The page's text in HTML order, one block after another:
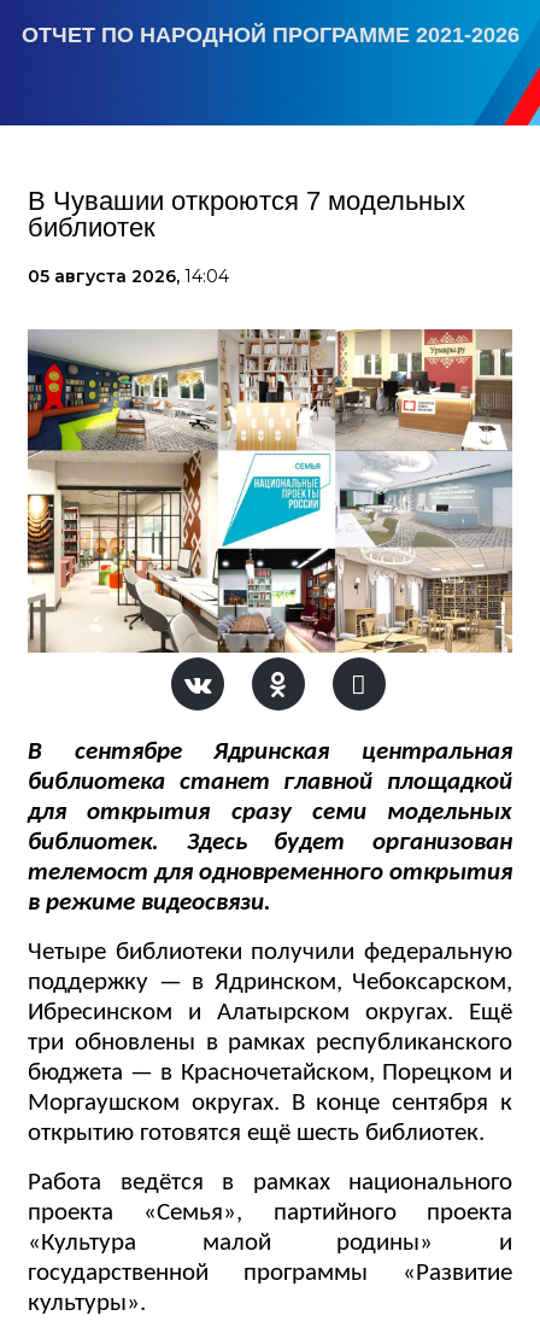
ОТЧЕТ ПО НАРОДНОЙ ПРОГРАММЕ 2021-2026
В Чувашии откроются 7 модельных
библиотек
05 августа 2026, 14:04
В сентябре Ядринская центральная
библиотека станет главной площадкой
для открытия сразу семи модельных
библиотек. Здесь будет организован
телемост для одновременного открытия
в режиме видеосвязи.
Четыре библиотеки получили федеральную
поддержку — в Ядринском, Чебоксарском,
Ибресинском и Алатырском округах. Ещё
три обновлены в рамках республиканского
бюджета — в Красночетайском, Порецком и
Моргаушском округах. В конце сентября к
открытию готовятся ещё шесть библиотек.
Работа ведётся в рамках национального
проекта «Семья», партийного проекта
«Культура малой родины» и
государственной программы «Развитие
культуры».